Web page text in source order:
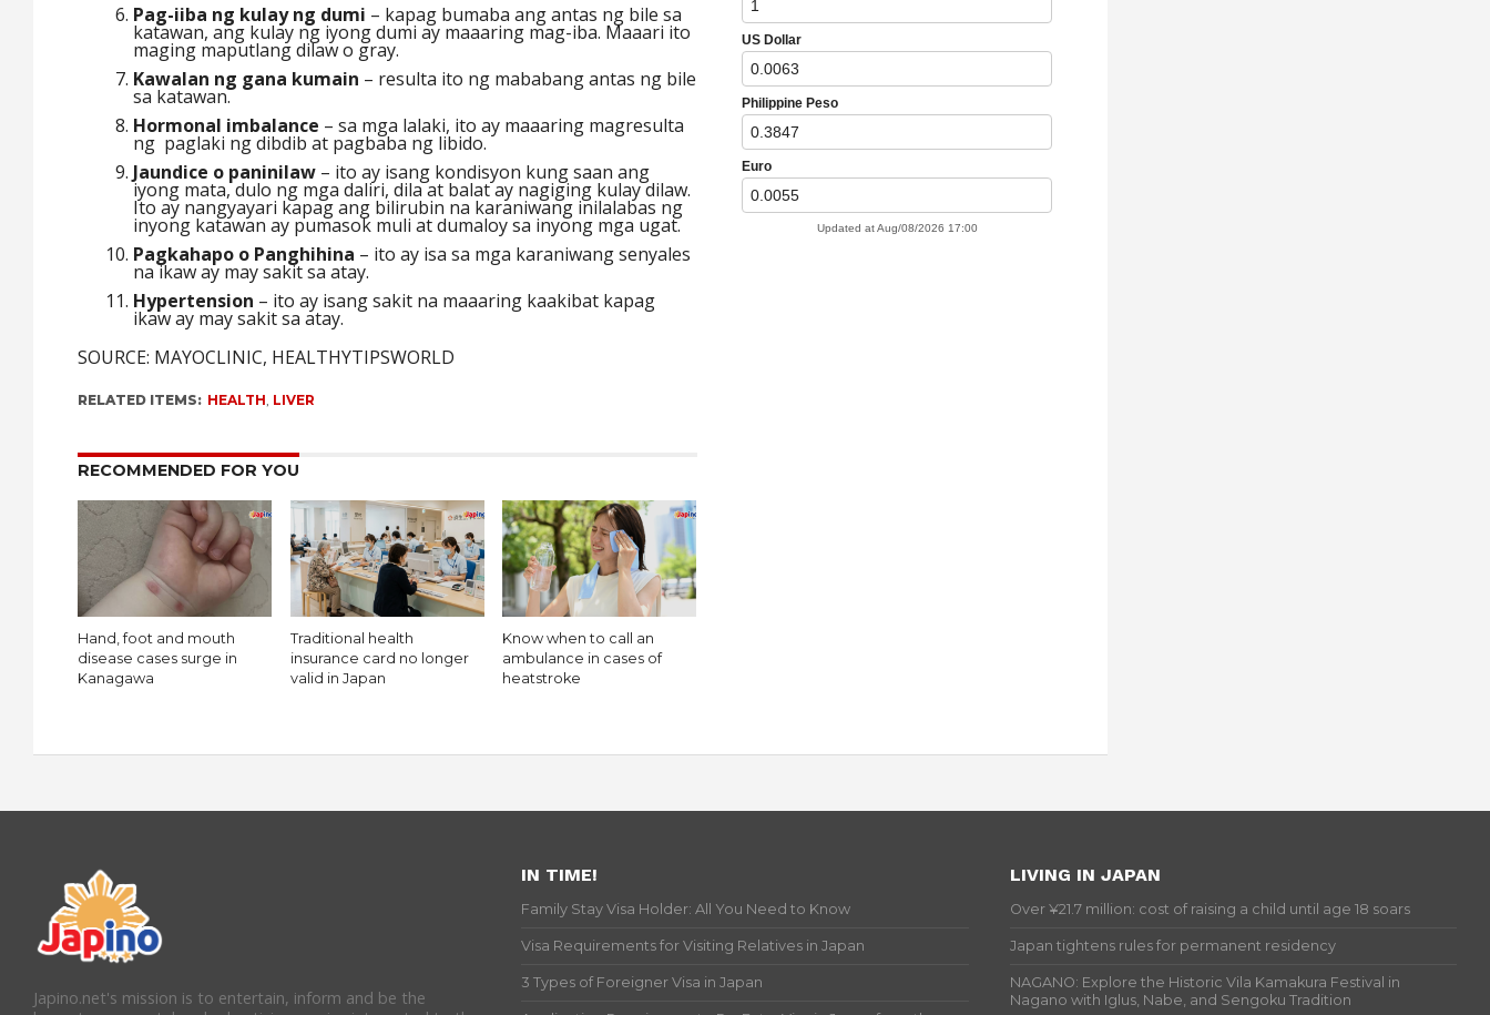
Pag-iiba ng kulay ng dumi – kapag bumaba ang antas ng bile sa
katawan, ang kulay ng iyong dumi ay maaaring mag-iba. Maaari ito
maging maputlang dilaw o gray.
Kawalan ng gana kumain – resulta ito ng mababang antas ng bile
sa katawan.
Hormonal imbalance – sa mga lalaki, ito ay maaaring magresulta
ng paglaki ng dibdib at pagbaba ng libido.
Jaundice o paninilaw – ito ay isang kondisyon kung saan ang
iyong mata, dulo ng mga daliri, dila at balat ay nagiging kulay dilaw.
Ito ay nangyayari kapag ang bilirubin na karaniwang inilalabas ng
inyong katawan ay pumasok muli at dumaloy sa inyong mga ugat.
Pagkahapo o Panghihina – ito ay isa sa mga karaniwang senyales
na ikaw ay may sakit sa atay.
Hypertension – ito ay isang sakit na maaaring kaakibat kapag
ikaw ay may sakit sa atay.
SOURCE: MAYOCLINIC, HEALTHYTIPSWORLD
RELATED ITEMS: HEALTH, LIVER
RECOMMENDED FOR YOU
Hand, foot and mouth
disease cases surge in
Kanagawa
Traditional health
insurance card no longer
valid in Japan
Know when to call an
ambulance in cases of
heatstroke
Japino.net's mission is to entertain, inform and be the
IN TIME!
Family Stay Visa Holder: All You Need to Know
Visa Requirements for Visiting Relatives in Japan
3 Types of Foreigner Visa in Japan
LIVING IN JAPAN
Over ¥21.7 million: cost of raising a child until age 18 soars
Japan tightens rules for permanent residency
NAGANO: Explore the Historic Vila Kamakura Festival in
Nagano with Iglus, Nabe, and Sengoku Tradition